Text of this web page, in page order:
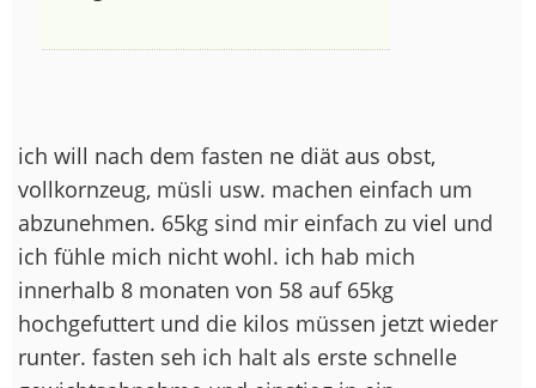
ich will nach dem fasten ne diät aus obst,
vollkornzeug, müsli usw. machen einfach um
abzunehmen. 65kg sind mir einfach zu viel und
ich fühle mich nicht wohl. ich hab mich
innerhalb 8 monaten von 58 auf 65kg
hochgefuttert und die kilos müssen jetzt wieder
runter. fasten seh ich halt als erste schnelle